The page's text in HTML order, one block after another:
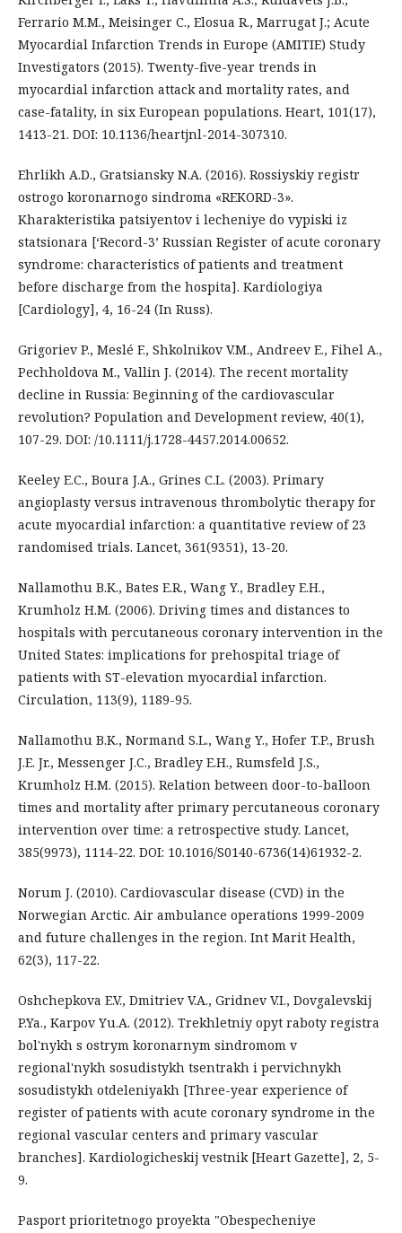
Ferrario M.M., Meisinger C., Elosua R., Marrugat J.; Acute
Myocardial Infarction Trends in Europe (AMITIE) Study
Investigators (2015). Twenty-five-year trends in
myocardial infarction attack and mortality rates, and
case-fatality, in six European populations. Heart, 101(17),
1413-21. DOI: 10.1136/heartjnl-2014-307310.
Ehrlikh A.D., Gratsiansky N.A. (2016). Rossiyskiy registr
ostrogo koronarnogo sindroma «REKORD-3».
Kharakteristika patsiyentov i lecheniye do vypiski iz
statsionara [‘Record-3’ Russian Register of acute coronary
syndrome: characteristics of patients and treatment
before discharge from the hospita]. Kardiologiya
[Cardiology], 4, 16-24 (In Russ).
Grigoriev P., Meslé F., Shkolnikov V.M., Andreev E., Fihel A.,
Pechholdova M., Vallin J. (2014). The recent mortality
decline in Russia: Beginning of the cardiovascular
revolution? Population and Development review, 40(1),
107-29. DOI: /10.1111/j.1728-4457.2014.00652.
Keeley E.C., Boura J.A., Grines C.L. (2003). Primary
angioplasty versus intravenous thrombolytic therapy for
acute myocardial infarction: a quantitative review of 23
randomised trials. Lancet, 361(9351), 13-20.
Nallamothu B.K., Bates E.R., Wang Y., Bradley E.H.,
Krumholz H.M. (2006). Driving times and distances to
hospitals with percutaneous coronary intervention in the
United States: implications for prehospital triage of
patients with ST-elevation myocardial infarction.
Circulation, 113(9), 1189-95.
Nallamothu B.K., Normand S.L., Wang Y., Hofer T.P., Brush
J.E. Jr., Messenger J.C., Bradley E.H., Rumsfeld J.S.,
Krumholz H.M. (2015). Relation between door-to-balloon
times and mortality after primary percutaneous coronary
intervention over time: a retrospective study. Lancet,
385(9973), 1114-22. DOI: 10.1016/S0140-6736(14)61932-2.
Norum J. (2010). Cardiovascular disease (CVD) in the
Norwegian Arctic. Air ambulance operations 1999-2009
and future challenges in the region. Int Marit Health,
62(3), 117-22.
Oshchepkova E.V., Dmitriev V.A., Gridnev V.I., Dovgalevskij
P.Ya., Karpov Yu.A. (2012). Trekhletniy opyt raboty registra
bol'nykh s ostrym koronarnym sindromom v
regional'nykh sosudistykh tsentrakh i pervichnykh
sosudistykh otdeleniyakh [Three-year experience of
register of patients with acute coronary syndrome in the
regional vascular centers and primary vascular
branches]. Kardiologicheskij vestnik [Heart Gazette], 2, 5-
9.
Pasport prioritetnogo proyekta "Obespecheniye